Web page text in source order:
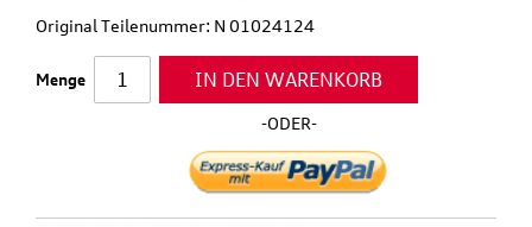
Original Teilenummer: N 01024124
Menge IN DEN WARENKORB
-ODER-